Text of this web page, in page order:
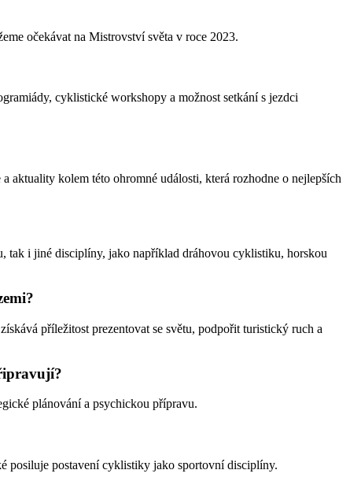
očekávat na Mistrovství světa v roce 2023.
cyklistické workshopy a možnost setkání s jezdci
kolem této ohromné události, která rozhodne o nejlepších
tak i jiné disciplíny, jako například dráhovou cyklistiku, horskou
příležitost prezentovat se světu, podpořit turistický ruch a
plánování a psychickou přípravu.
posiluje postavení cyklistiky jako sportovní disciplíny.